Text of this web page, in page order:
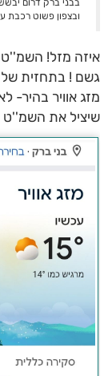
ובצפון פשוט רכבת
גשם ! בתחזית של
מזג אוויר בהיר-
שיציל את השמ''ט